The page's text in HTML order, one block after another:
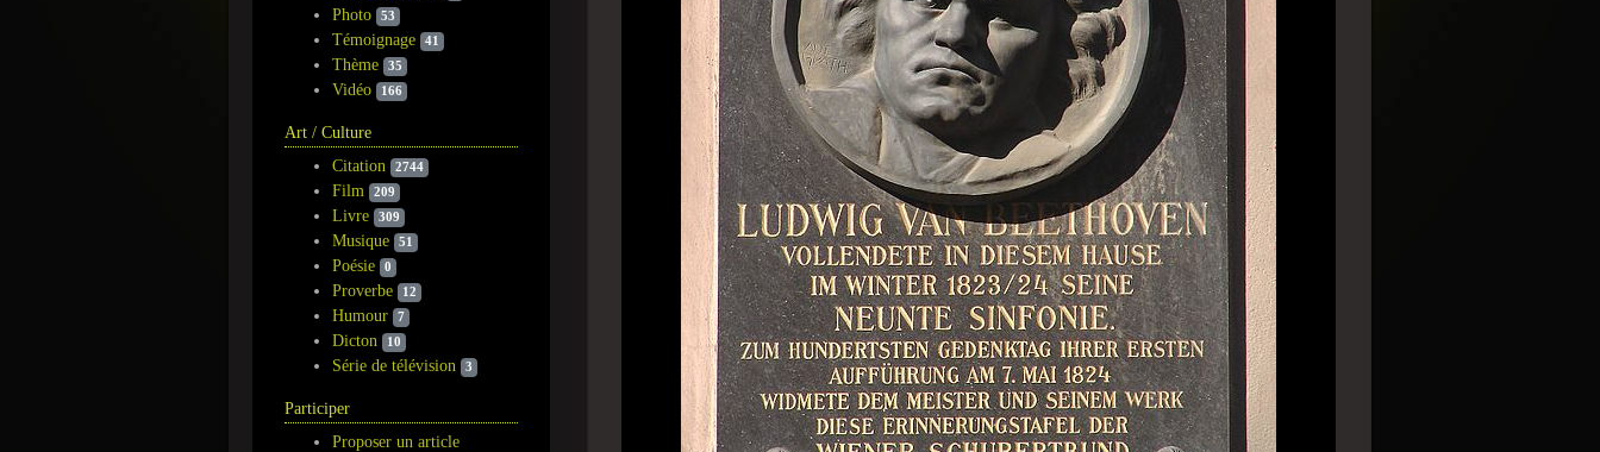
Photo 53
Témoignage 41
Thème 35
Vidéo 166
Art / Culture
Citation
2744
Film 209
Livre 309
Musique 51
Poésie 0
Proverbe 12
Humour 7
Dicton 10
Série de télévision 3
Participer
Proposer un article